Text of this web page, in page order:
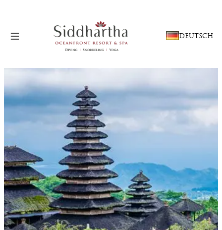
SPRACHEDEUTSCH